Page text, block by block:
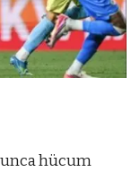
hücum